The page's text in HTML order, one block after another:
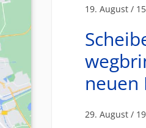
19. August /
neuen
29. August /